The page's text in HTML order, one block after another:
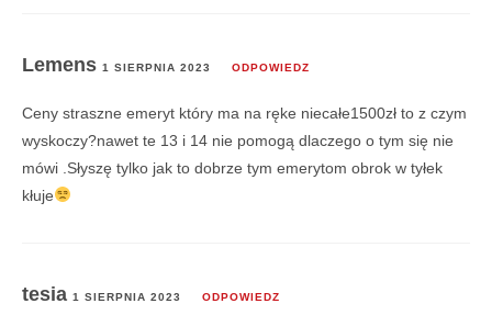
Lemens 1 SIERPNIA 2023 ODPOWIEDZ
Ceny straszne emeryt który ma na ręke niecałe1500zł to z czym
wyskoczy?nawet te 13 i 14 nie pomogą dlaczego o tym się nie
mówi .Słyszę tylko jak to dobrze tym emerytom obrok w tyłek
kłuje
tesia 1 SIERPNIA 2023 ODPOWIEDZ